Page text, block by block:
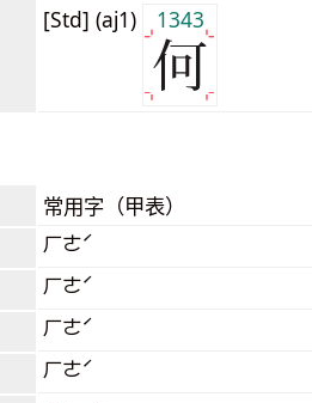
[Std] (aj1) 1343
常用字（甲表）
ㄏㄜˊ
ㄏㄜˊ
ㄏㄜˊ
ㄏㄜˊ